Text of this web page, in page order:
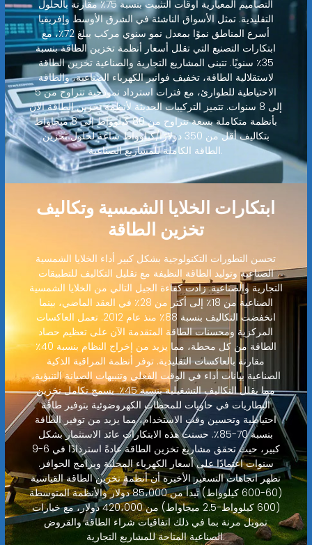
التصاميم المعيارية أوقات التثبيت بنسبة 75٪ مقارنة بالحلول
التقليدية. تمثل الأسواق الناشئة في الشرق الأوسط وإفريقيا
أسرع المناطق نموًا بمعدل نمو سنوي مركب يبلغ 72٪، مع
ابتكارات التصنيع التي تقلل أسعار أنظمة تخزين الطاقة بنسبة
35٪ سنويًا. تتبنى المشاريع التجارية والصناعية تخزين الطاقة
لاستقلالية الطاقة، تخفيف فواتير الكهرباء الصناعية، والطاقة
الاحتياطية للطوارئ، مع فترات استرداد نموذجية تتراوح من 5
إلى 8 سنوات. تتميز التركيبات الحديثة لأنظمة تخزين الطاقة الآن
بأنظمة متكاملة بسعة تتراوح من 80 كيلوواط إلى 8 ميجاواط
بتكاليف أقل من 350 دولارًا/كيلوواط ساعة لحلول تخزين
الطاقة الكاملة للمشاريع الصناعية.
ابتكارات الخلايا الشمسية وتكاليف
تخزين الطاقة
تحسن التطورات التكنولوجية بشكل كبير أداء الخلايا الشمسية
الصناعية وتوليد الطاقة النظيفة مع تقليل التكاليف للتطبيقات
التجارية والصناعية. زادت كفاءة الجيل التالي من الخلايا الشمسية
الصناعية من 18٪ إلى أكثر من 28٪ في العقد الماضي، بينما
انخفضت التكاليف بنسبة 88٪ منذ عام 2012. تعمل العاكسات
المركزية ومحسنات الطاقة المتقدمة الآن على تعظيم حصاد
الطاقة من كل محطة، مما يزيد من إخراج النظام بنسبة 40٪
مقارنة بالعاكسات التقليدية. توفر أنظمة المراقبة الذكية
الصناعية بيانات أداء في الوقت الفعلي وتنبيهات الصيانة التنبؤية،
مما يقلل التكاليف التشغيلية بنسبة 45٪. يسمح تكامل تخزين
البطاريات في حاويات للمحطات الكهروضوئية بتوفير طاقة
احتياطية وتحسين وقت الاستخدام، مما يزيد من توفير الطاقة
بنسبة 70-85٪. حسنت هذه الابتكارات عائد الاستثمار بشكل
كبير، حيث تحقق مشاريع تخزين الطاقة عادةً استردادًا في 6-9
سنوات اعتمادًا على أسعار الكهرباء المحلية وبرامج الحوافز.
تظهر اتجاهات التسعير الأخيرة أن أنظمة تخزين الطاقة القياسية
(60-600 كيلوواط) تبدأ من 85،000 دولار والأنظمة المتوسطة
(600 كيلوواط-2.5 ميجاواط) من 420،000 دولار، مع خيارات
تمويل مرنة بما في ذلك اتفاقيات شراء الطاقة والقروض
الصناعية المتاحة للمشاريع التجارية.